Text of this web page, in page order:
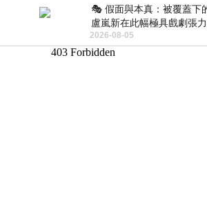
🎭 假面與本真：被覆蓋下
盧嵐新在此幅極具戲劇張
運用質感豐富的紙材肌理、
2026-08-05